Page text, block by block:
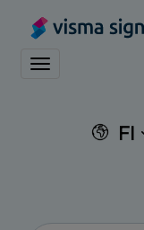
Toggle
FI